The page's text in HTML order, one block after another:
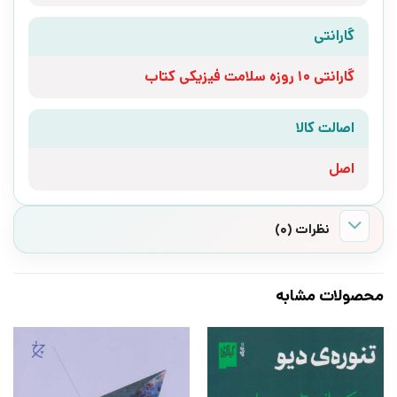
گارانتی
گارانتی 10 روزه سلامت فیزیکی کتاب
اصالت کالا
اصل
نظرات (0)
محصولات مشابه